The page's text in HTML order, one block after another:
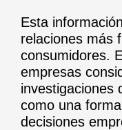
Esta
relaciones más
consumidores.
empresas
investigaciones
como una
decisiones